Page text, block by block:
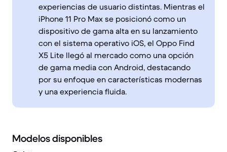
experiencias de usuario distintas. Mientras el
iPhone 11 Pro Max se posicionó como un
dispositivo de gama alta en su lanzamiento
con el sistema operativo iOS, el Oppo Find
X5 Lite llegó al mercado como una opción
de gama media con Android, destacando
por su enfoque en características modernas
y una experiencia fluida.
Modelos disponibles